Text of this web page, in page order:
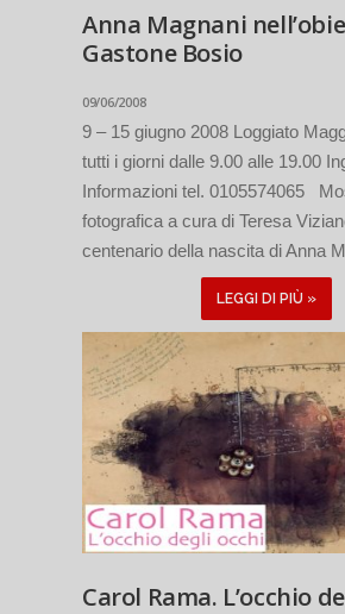
Anna Magnani
Gastone Bosio
09/06/2008
9 – 15 giugno 2008 Loggiato
tutti i giorni dalle 9.00 alle 19.00
Informazioni tel. 0105574065
fotografica a cura di Teresa
centenario della nascita di Anna
LEGGI DI PIÙ »
Carol Rama. L’occhio